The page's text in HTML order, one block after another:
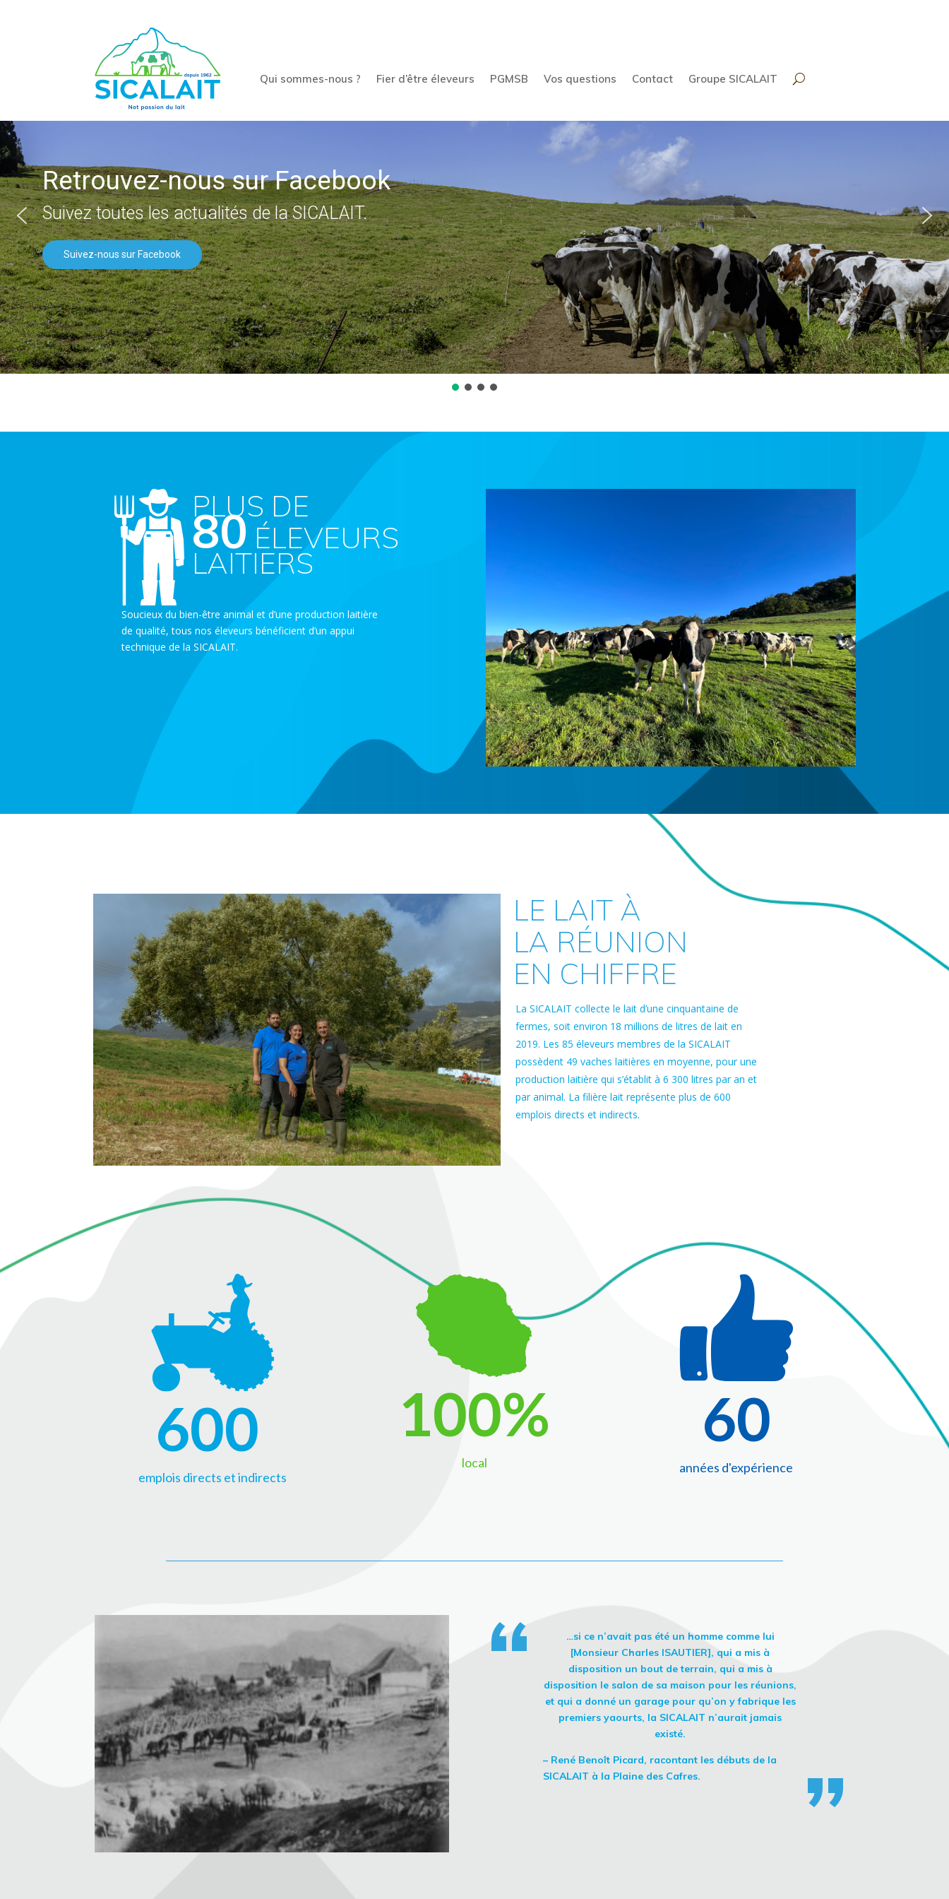
Qui sommes-nous ? Fier d’être éleveurs PGMSB Vos questions Contact Groupe SICALAIT
Retrouvez-nous sur Facebook
Suivez toutes les actualités de la SICALAIT.
Suivez-nous sur Facebook
PLUS DE
80 ÉLEVEURS
LAITIERS
Soucieux du bien-être animal et d’une production laitière
de qualité, tous nos éleveurs bénéficient d’un appui
technique de la SICALAIT.
LE LAIT À
LA RÉUNION
EN CHIFFRE
La SICALAIT collecte le lait d’une cinquantaine de
fermes, soit environ 18 millions de litres de lait en
2019. Les 85 éleveurs membres de la SICALAIT
possèdent 49 vaches laitières en moyenne, pour une
production laitière qui s’établit à 6 300 litres par an et
par animal. La filière lait représente plus de 600
emplois directs et indirects.
600
emplois directs et indirects
100%
local
60
années d'expérience
“
…si ce n’avait pas été un homme comme lui
[Monsieur Charles ISAUTIER], qui a mis à
disposition un bout de terrain, qui a mis à
disposition le salon de sa maison pour les réunions,
et qui a donné un garage pour qu’on y fabrique les
premiers yaourts, la SICALAIT n’aurait jamais
existé.
– René Benoît Picard, racontant les débuts de la
SICALAIT à la Plaine des Cafres.
„